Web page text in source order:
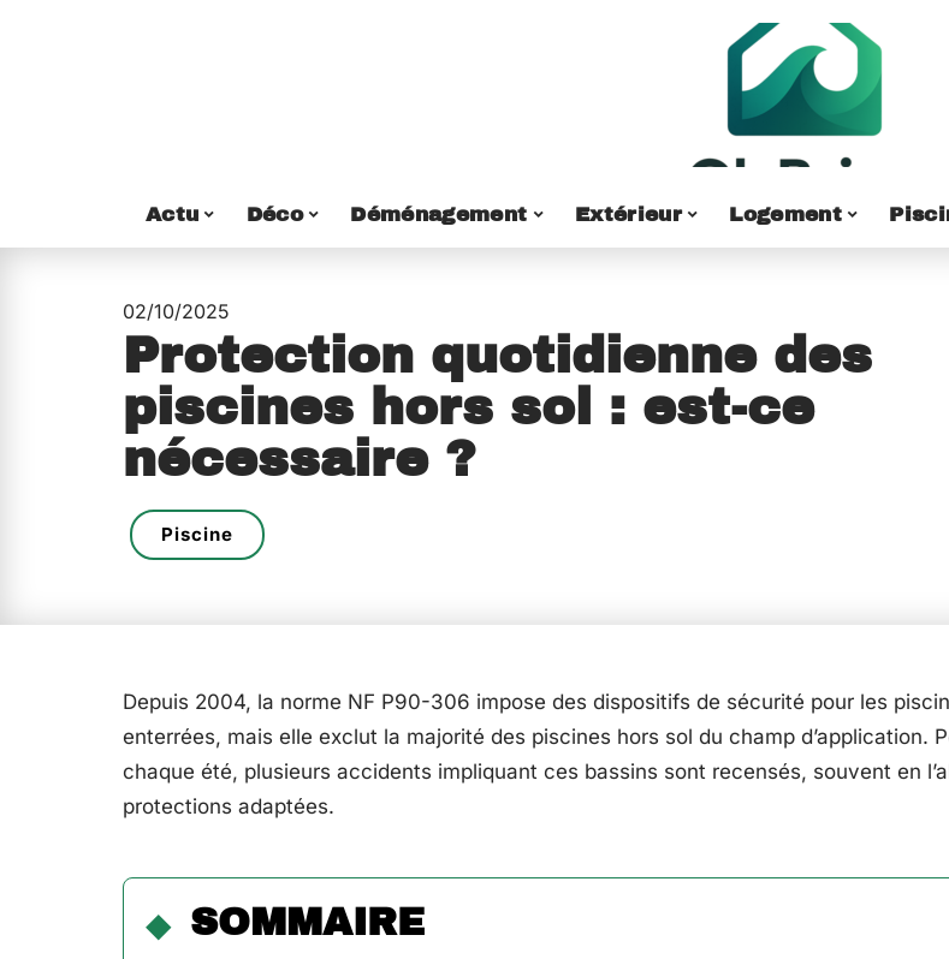
Actu Déco Déménagement Extérieur Logement
02/10/2025
Protection quotidienne des
piscines hors sol : est-ce
nécessaire ?
Piscine
Depuis 2004, la norme NF P90-306 impose des dispositifs de sécurité pour les
enterrées, mais elle exclut la majorité des piscines hors sol du champ d’application.
chaque été, plusieurs accidents impliquant ces bassins sont recensés, souvent en
protections adaptées.
SOMMAIRE